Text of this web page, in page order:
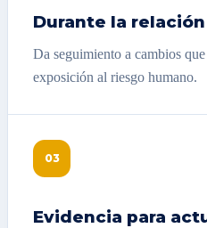
Durante la
Da seguimiento a cambios
exposición al riesgo humano.
03
Evidencia para